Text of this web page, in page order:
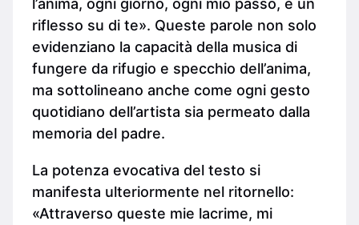
l’anima, ogni giorno, ogni mio passo, è un
riflesso su di te». Queste parole non solo
evidenziano la capacità della musica di
fungere da rifugio e specchio dell’anima,
ma sottolineano anche come ogni gesto
quotidiano dell’artista sia permeato dalla
memoria del padre.
La potenza evocativa del testo si
manifesta ulteriormente nel ritornello:
«Attraverso queste mie lacrime, mi